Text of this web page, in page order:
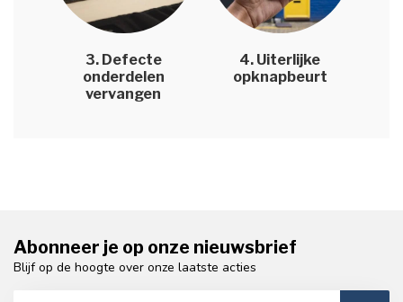
3. Defecte
onderdelen
vervangen
4. Uiterlijke
opknapbeurt
Abonneer je op onze nieuwsbrief
Blijf op de hoogte over onze laatste acties